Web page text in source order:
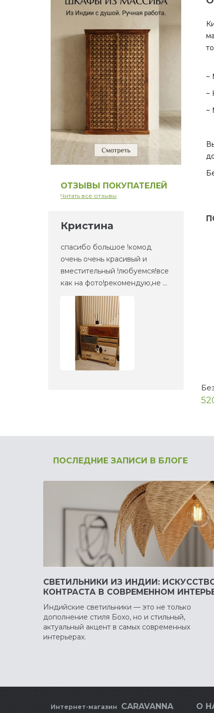
ОТЗЫВЫ ПОКУПАТЕЛЕЙ
Читать все отзывы
Кристина
спасибо большое !комод
очень очень красивый и
вместительный !любуемся!все
как на фото!рекомендую,не ...
~
~
~
ПОСЛЕДНИЕ ЗАПИСИ В БЛОГЕ
СВЕТИЛЬНИКИ ИЗ ИНДИИ:
КОНТРАСТА В СОВРЕМЕННОМ
Индийские светильники — это не только
дополнение стиля Бохо, но и стильный,
актуальный акцент в самых современных
интерьерах.
Интернет-магазин CARAVANNA О